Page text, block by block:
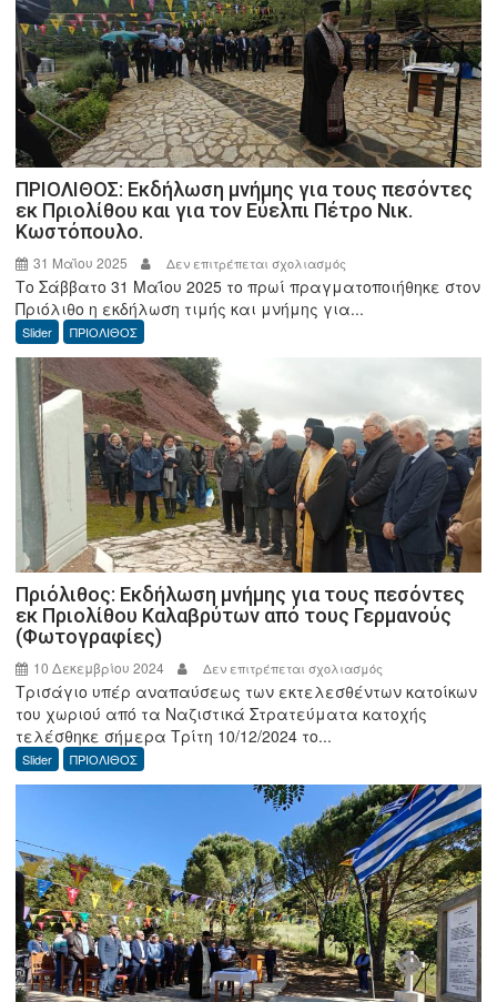
ΠΡΙΟΛΙΘΟΣ: Εκδήλωση μνήμης για τους πεσόντες
εκ Πριολίθου και για τον Εύελπι Πέτρο Νικ.
Κωστόπουλο.
31 Μαΐου 2025 Δεν επιτρέπεται σχολιασμός
ΠΡΙΟΛΙΘΟΣ:
Εκδήλωση
για
πεσόντες
εκ
Πριολίθου
και
για
τον
Εύελπι
Νικ.
Κωστόπουλο.
Το Σάββατο 31 Μαΐου 2025 το πρωί πραγματοποιήθηκε στον
Πριόλιθο η εκδήλωση τιμής και μνήμης για...
Slider ΠΡΙΟΛΙΘΟΣ
Πριόλιθος: Εκδήλωση μνήμης για τους πεσόντες
εκ Πριολίθου Καλαβρύτων από τους Γερμανούς
(Φωτογραφίες)
10 Δεκεμβρίου 2024 Δεν επιτρέπεται σχολιασμός
Πριόλιθος:
Εκδήλωση
τους
πεσόντες
εκ
Πριολίθου
Καλαβρύτων
από
τους
Γερμανούς
(Φωτογραφίες)
Τρισάγιο υπέρ αναπαύσεως των εκτελεσθέντων κατοίκων
του χωριού από τα Ναζιστικά Στρατεύματα κατοχής
τελέσθηκε σήμερα Τρίτη 10/12/2024 το...
Slider ΠΡΙΟΛΙΘΟΣ